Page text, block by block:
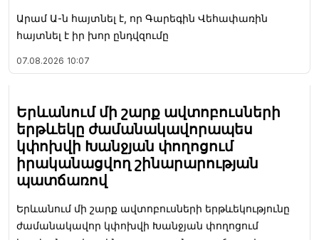
Արամ Ա-ն հայտնել է, որ Գարեգին Վեհափառին
հայտնել է իր խոր ընդվզումը
07.08.2026 10:07
Երևանում մի շարք ավտոբուսների
երթևեկը ժամանակավորապես
կփոխվի Խանջյան փողոցում
իրականացվող շինարարության
պատճառով
Երևանում մի շարք ավտոբուսների երթևեկությունը
ժամանակավոր կփոխվի Խանջյան փողոցում